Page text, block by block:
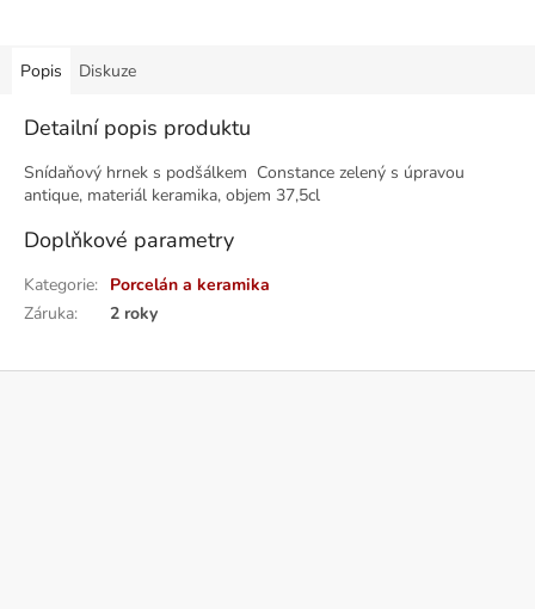
Popis Diskuze
Detailní popis produktu
Snídaňový hrnek s podšálkem Constance zelený s úpravou
antique, materiál keramika, objem 37,5cl
Doplňkové parametry
Kategorie: Porcelán a keramika
Záruka: 2 roky
Z